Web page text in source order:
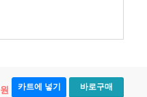
원 카트에 넣기 바로구매